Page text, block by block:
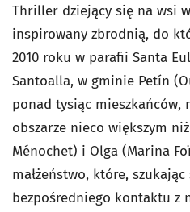
Thriller dziejący się na wsi
inspirowany zbrodnią, do
2010 roku w parafii Santa
Santoalla, w gminie Petín
ponad tysiąc mieszkańców,
obszarze nieco większym
Ménochet) i Olga (Marina
małżeństwo, które,
bezpośredniego kontaktu z